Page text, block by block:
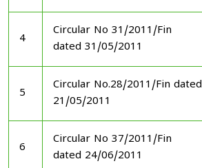
4
Circular No 31/2011/Fin
dated 31/05/2011
5
Circular No.28/2011/Fin dated
21/05/2011
6
Circular No 37/2011/Fin
dated 24/06/2011